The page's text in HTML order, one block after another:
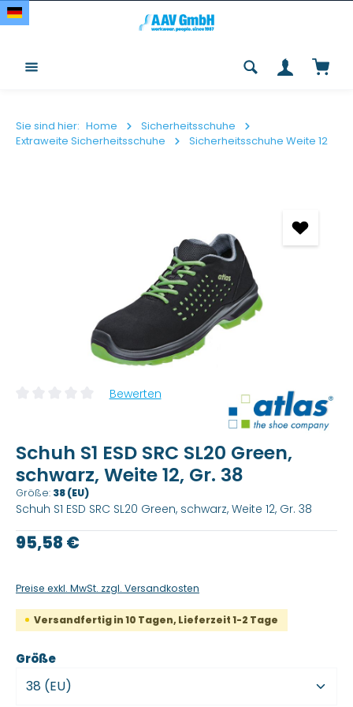
Zum Hauptinhalt springen
Sie sind hier: Home
Sicherheitsschuhe
Extraweite Sicherheitsschuhe
Sicherheitsschuhe Weite 12
Durchschnittliche Bewertung von 0 von 5 Sternen
Bewerten
Schuh S1 ESD SRC SL20 Green,
schwarz, Weite 12, Gr. 38
Größe: 38 (EU)
Schuh S1 ESD SRC SL20 Green, schwarz, Weite 12, Gr. 38
Regulärer Preis:
95,58 €
Preise exkl. MwSt. zzgl. Versandkosten
Versandfertig in 10 Tagen, Lieferzeit 1-2 Tage
Größeauswählen